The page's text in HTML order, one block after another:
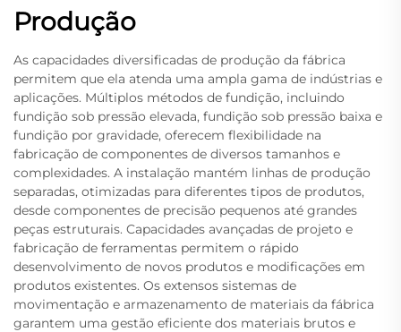
Produção
As capacidades diversificadas de produção da fábrica
permitem que ela atenda uma ampla gama de indústrias e
aplicações. Múltiplos métodos de fundição, incluindo
fundição sob pressão elevada, fundição sob pressão baixa e
fundição por gravidade, oferecem flexibilidade na
fabricação de componentes de diversos tamanhos e
complexidades. A instalação mantém linhas de produção
separadas, otimizadas para diferentes tipos de produtos,
desde componentes de precisão pequenos até grandes
peças estruturais. Capacidades avançadas de projeto e
fabricação de ferramentas permitem o rápido
desenvolvimento de novos produtos e modificações em
produtos existentes. Os extensos sistemas de
movimentação e armazenamento de materiais da fábrica
garantem uma gestão eficiente dos materiais brutos e